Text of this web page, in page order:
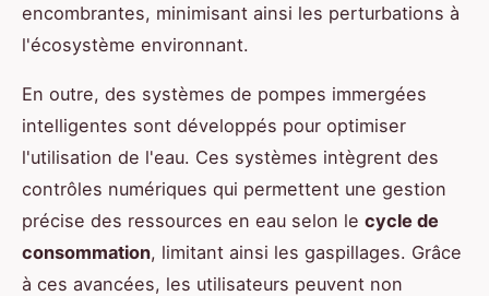
encombrantes, minimisant ainsi les perturbations à
l'écosystème environnant.
En outre, des systèmes de pompes immergées
intelligentes sont développés pour optimiser
l'utilisation de l'eau. Ces systèmes intègrent des
contrôles numériques qui permettent une gestion
précise des ressources en eau selon le cycle de
consommation, limitant ainsi les gaspillages. Grâce
à ces avancées, les utilisateurs peuvent non